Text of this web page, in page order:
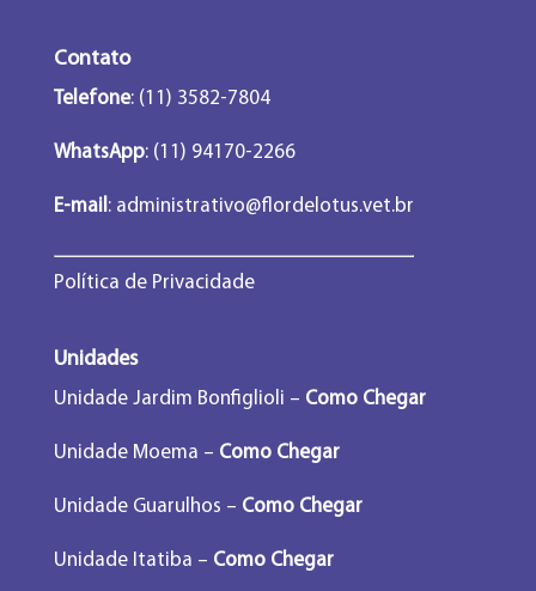
Contato
Telefone: (11) 3582-7804
WhatsApp: (11) 94170-2266
E-mail :administrativo@flordelotus.vet.br
Política de Privacidade
Unidades
Unidade Jardim Bonfiglioli – Como Chegar
Unidade Moema – Como Chegar
Unidade Guarulhos – Como Chegar
Unidade Itatiba – Como Chegar